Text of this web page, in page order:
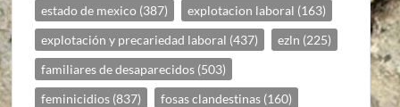
estado de mexico (387) explotacion laboral (163)
explotación y precariedad laboral (437) ezln (225)
familiares de desaparecidos (503)
feminicidios (837) fosas clandestinas (160)